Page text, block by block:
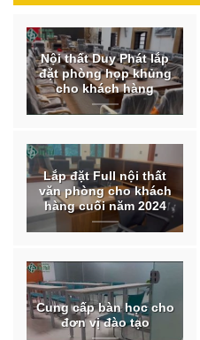
Nội thất Duy Phát lắp
đặt phòng họp khủng
cho khách hàng
Lắp đặt Full nội thất
văn phòng cho khách
hàng cuối năm 2024
Cung cấp bàn học cho
đơn vị đào tạo